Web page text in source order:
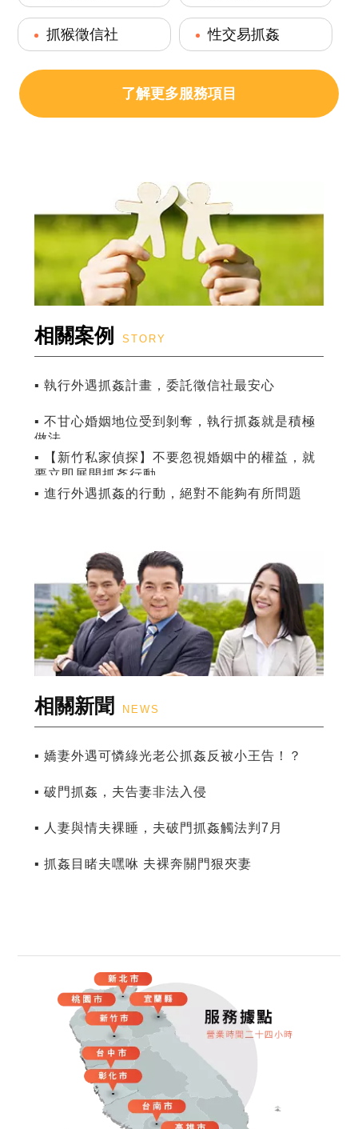
抓猴徵信社 性交易抓姦
了解更多服務項目
相關案例 STORY
▪ 執行外遇抓姦計畫，委託徵信社最安心
▪ 不甘心婚姻地位受到剝奪，執行抓姦就是積極
做法
▪ 【新竹私家偵探】不要忽視婚姻中的權益，就
要立即展開抓姦行動
▪ 進行外遇抓姦的行動，絕對不能夠有所問題
相關新聞 NEWS
▪ 嬌妻外遇可憐綠光老公抓姦反被小王告！？
▪ 破門抓姦，夫告妻非法入侵
▪ 人妻與情夫裸睡，夫破門抓姦觸法判7月
▪ 抓姦目睹夫嘿咻 夫裸奔關門狠夾妻